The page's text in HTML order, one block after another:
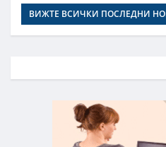
ВИЖТЕ ВСИЧКИ ПОСЛЕДНИ